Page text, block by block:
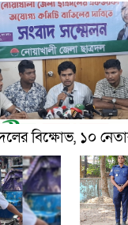
বিক্ষোভ, ১০